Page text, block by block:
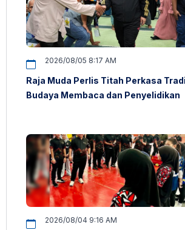
2026/08/05 8:17 AM
Raja Muda Perlis Titah Perkasa
Budaya Membaca dan Penyelidikan
2026/08/04 9:16 AM